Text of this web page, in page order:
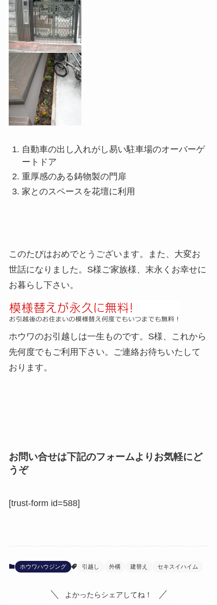
自動車の出し入れがし易い駐車場のオーバーゲ
ートドア
重厚感のある鋳物製の門扉
家とのスペースを花壇に利用
このたびはおめでとうございます。また、大変お
世話になりました。S様ご家族様、末永くお幸せに
お暮らし下さい。
ホウワのお引越しは一生ものです。S様、これから
先何度でもご利用下さい。ご連絡お待ちいたして
おります。
お問い合せは下記のフォームよりお気軽にど
うぞ
[trust-form id=588]
ホウワハウジング 引越し 外構 建替え セキスイハイム
よかったらシェアしてね！